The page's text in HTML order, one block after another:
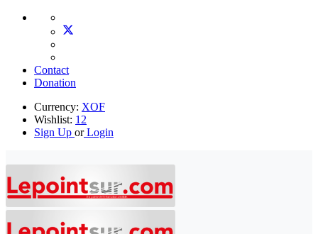
Contact
Donation
Currency: XOF
Wishlist: 12
Sign Up orLogin